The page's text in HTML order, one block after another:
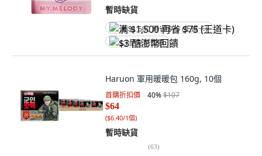
暫時缺貨
满 $1,500 再省 $75 (王道卡)
$3 酷澎幣回饋
Haruon 軍用暖暖包 160g, 10個
首購折扣價 40%$107
$64
($6.40/1個)
暫時缺貨
(63)